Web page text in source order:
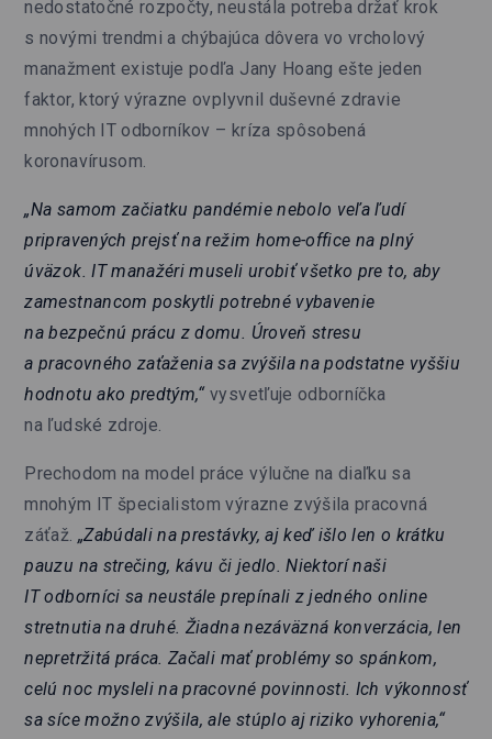
nedostatočné rozpočty, neustála potreba držať krok
s novými trendmi a chýbajúca dôvera vo vrcholový
manažment existuje podľa Jany Hoang ešte jeden
faktor, ktorý výrazne ovplyvnil duševné zdravie
mnohých IT odborníkov – kríza spôsobená
koronavírusom.
„Na samom začiatku pandémie nebolo veľa ľudí
pripravených prejsť na režim home-office na plný
úväzok. IT manažéri museli urobiť všetko pre to, aby
zamestnancom poskytli potrebné vybavenie
na bezpečnú prácu z domu. Úroveň stresu
a pracovného zaťaženia sa zvýšila na podstatne vyššiu
hodnotu ako predtým,“ vysvetľuje odborníčka
na ľudské zdroje.
Prechodom na model práce výlučne na diaľku sa
mnohým IT špecialistom výrazne zvýšila pracovná
záťaž. „Zabúdali na prestávky, aj keď išlo len o krátku
pauzu na strečing, kávu či jedlo. Niektorí naši
IT odborníci sa neustále prepínali z jedného online
stretnutia na druhé. Žiadna nezáväzná konverzácia, len
nepretržitá práca. Začali mať problémy so spánkom,
celú noc mysleli na pracovné povinnosti. Ich výkonnosť
sa síce možno zvýšila, ale stúplo aj riziko vyhorenia,“